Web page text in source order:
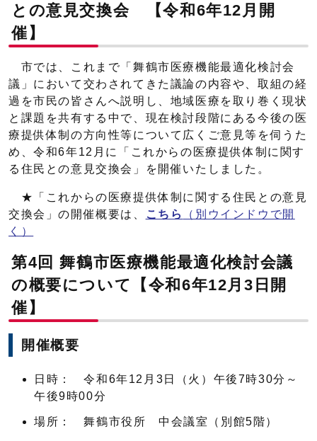
との意見交換会 【令和6年12月開
催】
市では、これまで「舞鶴市医療機能最適化検討会
議」において交わされてきた議論の内容や、取組の経
過を市民の皆さんへ説明し、地域医療を取り巻く現状
と課題を共有する中で、現在検討段階にある今後の医
療提供体制の方向性等について広くご意見等を伺うた
め、令和6年12月に「これからの医療提供体制に関す
る住民との意見交換会」を開催いたしました。
★「これからの医療提供体制に関する住民との意見
交換会」の開催概要は、
こちら
（別ウインドウで開
く）
第4回 舞鶴市医療機能最適化検討会議
の概要について【令和6年12月3日開
催】
開催概要
日時： 令和6年12月3日（火）午後7時30分～
午後9時00分
場所： 舞鶴市役所 中会議室（別館5階）